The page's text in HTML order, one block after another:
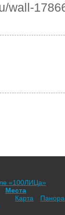
wall-
«100ЛИЦа»
Места
Карта